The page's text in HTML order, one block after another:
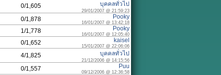
0/1,605 บุคคลทั่วไป
29/01/2007 @ 21:59:23
0/1,878 Pooky
16/01/2007 @ 13:42:18
1/1,778 Pooky
16/01/2007 @ 12:05:40
0/1,652 kaisel
15/01/2007 @ 22:06:06
4/1,825 บุคคลทั่วไป
21/12/2006 @ 14:15:56
0/1,557 Puu
09/12/2006 @ 12:36:58